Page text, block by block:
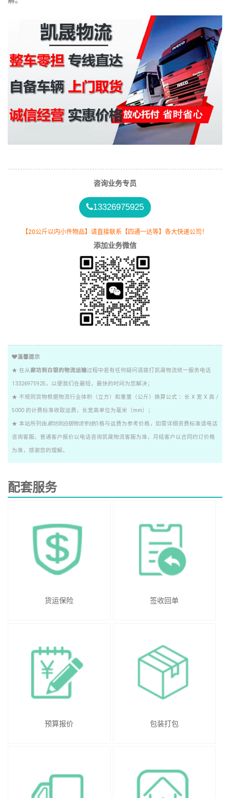
咨询业务专员
13326975925
【20公斤以内小件物品】请直接联系【四通一达等】各大快递公司！
添加业务微信
温馨提示
★ 在从廊坊到白银的物流运输过程中若有任何疑问请拨打凯晟物流统一服务电话
13326975925，以便我们在最短，最快的时间为您解决；
★ 不规则货物根据物流行业体积（立方）和重量（公斤）换算公式 ：长 X 宽 X 高 /
5000 的计费标准收取运费，长宽高单位为毫米（mm）；
★ 本站所列由廊坊到白银物流专线价格与运费为参考价格，如需详细资费标准请电话
咨询客服。普通客户报价以电话咨询凯晟物流客服为准，月结客户以合同约订价格
为准，感谢您的理解。
配套服务
货运保险 签收回单
预算报价 包装打包